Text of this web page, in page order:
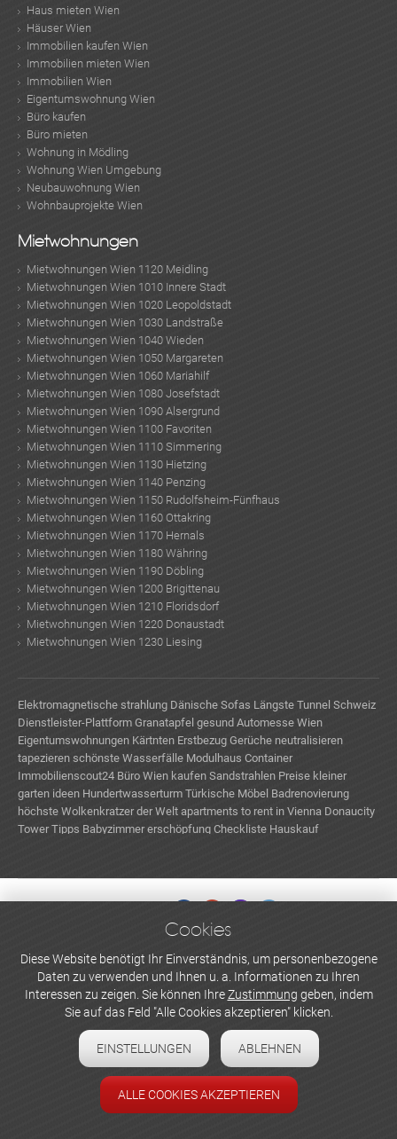
Haus mieten Wien
Häuser Wien
Immobilien kaufen Wien
Immobilien mieten Wien
Immobilien Wien
Eigentumswohnung Wien
Büro kaufen
Büro mieten
Wohnung in Mödling
Wohnung Wien Umgebung
Neubauwohnung Wien
Wohnbauprojekte Wien
Mietwohnungen
Mietwohnungen Wien 1120 Meidling
Mietwohnungen Wien 1010 Innere Stadt
Mietwohnungen Wien 1020 Leopoldstadt
Mietwohnungen Wien 1030 Landstraße
Mietwohnungen Wien 1040 Wieden
Mietwohnungen Wien 1050 Margareten
Mietwohnungen Wien 1060 Mariahilf
Mietwohnungen Wien 1080 Josefstadt
Mietwohnungen Wien 1090 Alsergrund
Mietwohnungen Wien 1100 Favoriten
Mietwohnungen Wien 1110 Simmering
Mietwohnungen Wien 1130 Hietzing
Mietwohnungen Wien 1140 Penzing
Mietwohnungen Wien 1150 Rudolfsheim-Fünfhaus
Mietwohnungen Wien 1160 Ottakring
Mietwohnungen Wien 1170 Hernals
Mietwohnungen Wien 1180 Währing
Mietwohnungen Wien 1190 Döbling
Mietwohnungen Wien 1200 Brigittenau
Mietwohnungen Wien 1210 Floridsdorf
Mietwohnungen Wien 1220 Donaustadt
Mietwohnungen Wien 1230 Liesing
Elektromagnetische strahlung Dänische Sofas Längste Tunnel Schweiz
Dienstleister-Plattform Granatapfel gesund Automesse Wien
Eigentumswohnungen Kärtnten Erstbezug Gerüche neutralisieren
tapezieren schönste Wasserfälle Modulhaus Container
Immobilienscout24 Büro Wien kaufen Sandstrahlen Preise kleiner
garten ideen Hundertwasserturm Türkische Möbel Badrenovierung
höchste Wolkenkratzer der Welt apartments to rent in Vienna Donaucity
Tower Tipps Babyzimmer erschöpfung Checkliste Hauskauf
WERBEN UND INSERIEREN
Newsletter abonnieren
Datenschutzerklärung
Cookie-Einstellungen
Cookies
Diese Website benötigt Ihr Einverständnis, um personenbezogene
Daten zu verwenden und Ihnen u. a. Informationen zu Ihren
Interessen zu zeigen. Sie können IhreZustimmung geben, indem
Sie auf das Feld "Alle Cookies akzeptieren" klicken.
EINSTELLUNGEN ABLEHNEN
ALLE COOKIES AKZEPTIEREN